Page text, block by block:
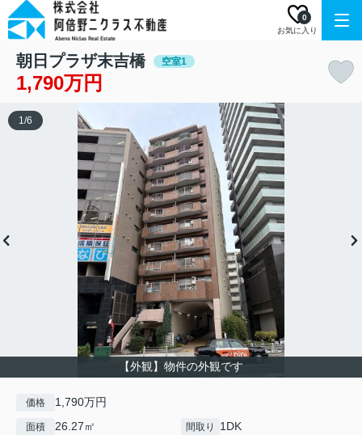
お気に入り
0
朝日プラザ末吉橋 空室1
1,790万円
【外観】物件の外観です
1/6
価格 1,790万円
面積 26.27㎡ 間取り 1DK